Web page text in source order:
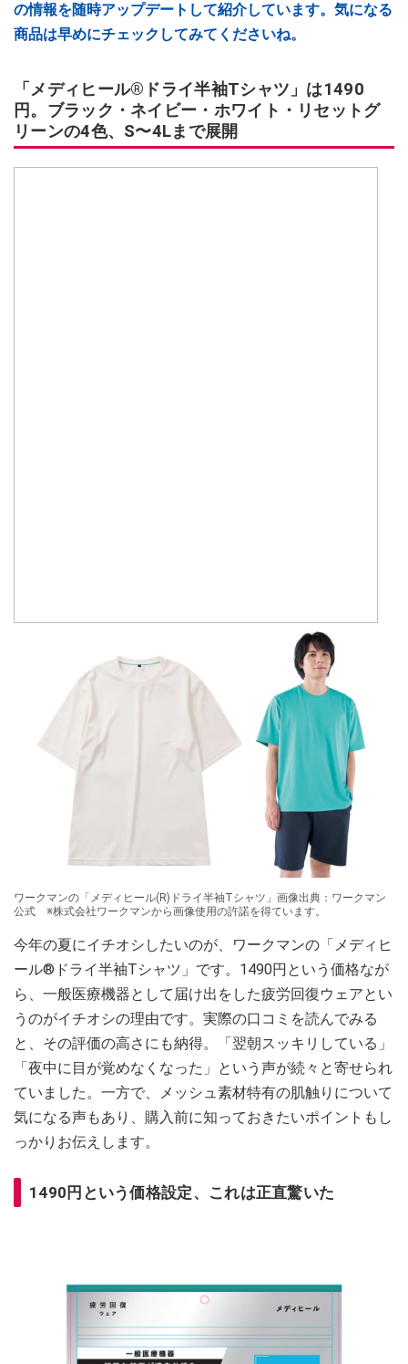
の情報を随時アップデートして紹介しています。気になる
商品は早めにチェックしてみてくださいね。
「メディヒール®ドライ半袖Tシャツ」は1490
円。ブラック・ネイビー・ホワイト・リセットグ
リーンの4色、S〜4Lまで展開
ワークマンの「メディヒール(R)ドライ半袖Tシャツ」画像出典：ワークマン
公式 ※株式会社ワークマンから画像使用の許諾を得ています。
今年の夏にイチオシしたいのが、ワークマンの「メディヒ
ール®ドライ半袖Tシャツ」です。1490円という価格なが
ら、一般医療機器として届け出をした疲労回復ウェアとい
うのがイチオシの理由です。実際の口コミを読んでみる
と、その評価の高さにも納得。「翌朝スッキリしている」
「夜中に目が覚めなくなった」という声が続々と寄せられ
ていました。一方で、メッシュ素材特有の肌触りについて
気になる声もあり、購入前に知っておきたいポイントもし
っかりお伝えします。
1490円という価格設定、これは正直驚いた